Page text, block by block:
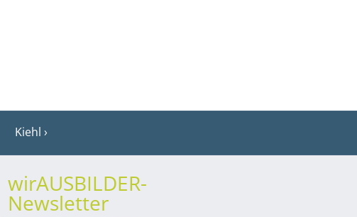
Kiehl
wirAUSBILDER-
Newsletter